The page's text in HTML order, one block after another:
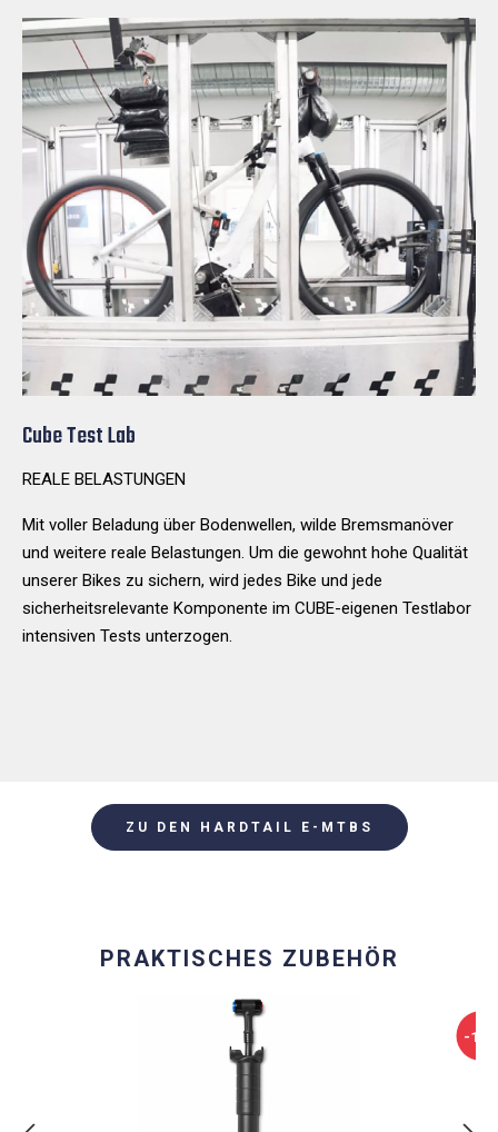
Cube Test Lab
REALE BELASTUNGEN
Mit voller Beladung über Bodenwellen, wilde Bremsmanöver
und weitere reale Belastungen. Um die gewohnt hohe Qualität
unserer Bikes zu sichern, wird jedes Bike und jede
sicherheitsrelevante Komponente im CUBE-eigenen Testlabor
intensiven Tests unterzogen.
ZU DEN HARDTAIL E-MTBS
PRAKTISCHES ZUBEHÖR
-17%